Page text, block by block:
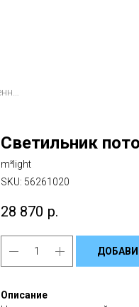
Светильник
m³light
SKU: 56261020
28 870 р.
Описание